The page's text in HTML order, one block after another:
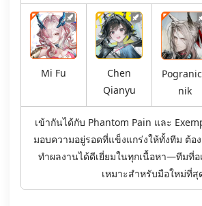
Mi Fu
Chen
Qianyu
nik
เข้ากันได้กับ Phantom Pain และ
มอบความอยู่รอดที่แข็งแกร่งให้ทั้งทีม ต้อ
ทำผลงานได้ดีเยี่ยมในทุกเนื้อหา—ทีมที่อ
เหมาะสำหรับมือใหม่ที่สุ